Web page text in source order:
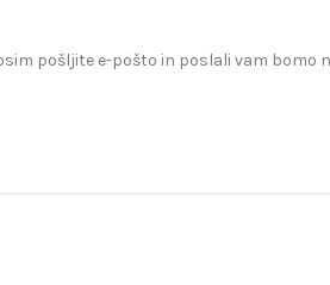
pošljite e-pošto in poslali vam bomo